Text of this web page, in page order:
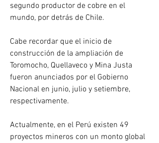
segundo productor de cobre en el
mundo, por detrás de Chile.
Cabe recordar que el inicio de
construcción de la ampliación de
Toromocho, Quellaveco y Mina Justa
fueron anunciados por el Gobierno
Nacional en junio, julio y setiembre,
respectivamente.
Actualmente, en el Perú existen 49
proyectos mineros con un monto global